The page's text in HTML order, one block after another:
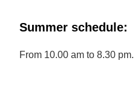
Summer schedule:
From 10.00 am to 8.30 pm.